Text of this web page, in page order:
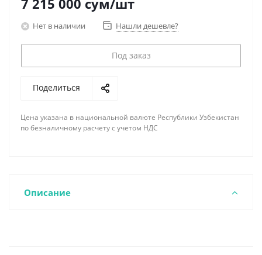
7 215 000 сум/шт
Нет в наличии Нашли дешевле?
Под заказ
Поделиться
Цена указана в национальной валюте Республики Узбекистан
по безналичному расчету с учетом НДС
Описание